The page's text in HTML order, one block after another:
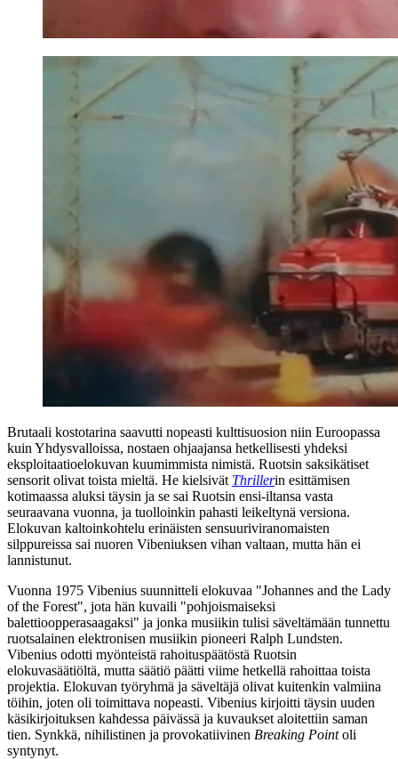
Brutaali kostotarina saavutti nopeasti kulttisuosion niin Euroopassa
kuin Yhdysvalloissa, nostaen ohjaajansa hetkellisesti yhdeksi
eksploitaatioelokuvan kuumimmista nimistä. Ruotsin saksikätiset
sensorit olivat toista mieltä. He kielsivät Thrillerin esittämisen
kotimaassa aluksi täysin ja se sai Ruotsin ensi-iltansa vasta
seuraavana vuonna, ja tuolloinkin pahasti leikeltynä versiona.
Elokuvan kaltoinkohtelu erinäisten sensuuriviranomaisten
silppureissa sai nuoren Vibeniuksen vihan valtaan, mutta hän ei
lannistunut.
Vuonna 1975 Vibenius suunnitteli elokuvaa "Johannes and the Lady
of the Forest", jota hän kuvaili "pohjoismaiseksi
balettioopperasaagaksi" ja jonka musiikin tulisi säveltämään tunnettu
ruotsalainen elektronisen musiikin pioneeri Ralph Lundsten.
Vibenius odotti myönteistä rahoituspäätöstä Ruotsin
elokuvasäätiöltä, mutta säätiö päätti viime hetkellä rahoittaa toista
projektia. Elokuvan työryhmä ja säveltäjä olivat kuitenkin valmiina
töihin, joten oli toimittava nopeasti. Vibenius kirjoitti täysin uuden
käsikirjoituksen kahdessa päivässä ja kuvaukset aloitettiin saman
tien. Synkkä, nihilistinen ja provokatiivinen Breaking Pointoli
syntynyt.